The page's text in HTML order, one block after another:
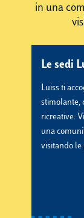
in una
Le sedi
Luiss ti
stimolante,
ricreative.
una
visitando le